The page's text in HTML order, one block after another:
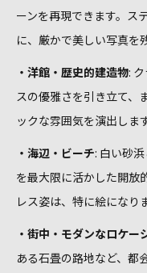
ーンを再現できます。ス
に、厳かで美しい写真を
・洋館・歴史的建造物:
スの優雅さを引き立て、
ックな雰囲気を演出します
・海辺・ビーチ: 白い砂
を最大限に活かした開放
レス姿は、特に絵になり
・街中・モダンなロケー
ある石畳の路地など、都